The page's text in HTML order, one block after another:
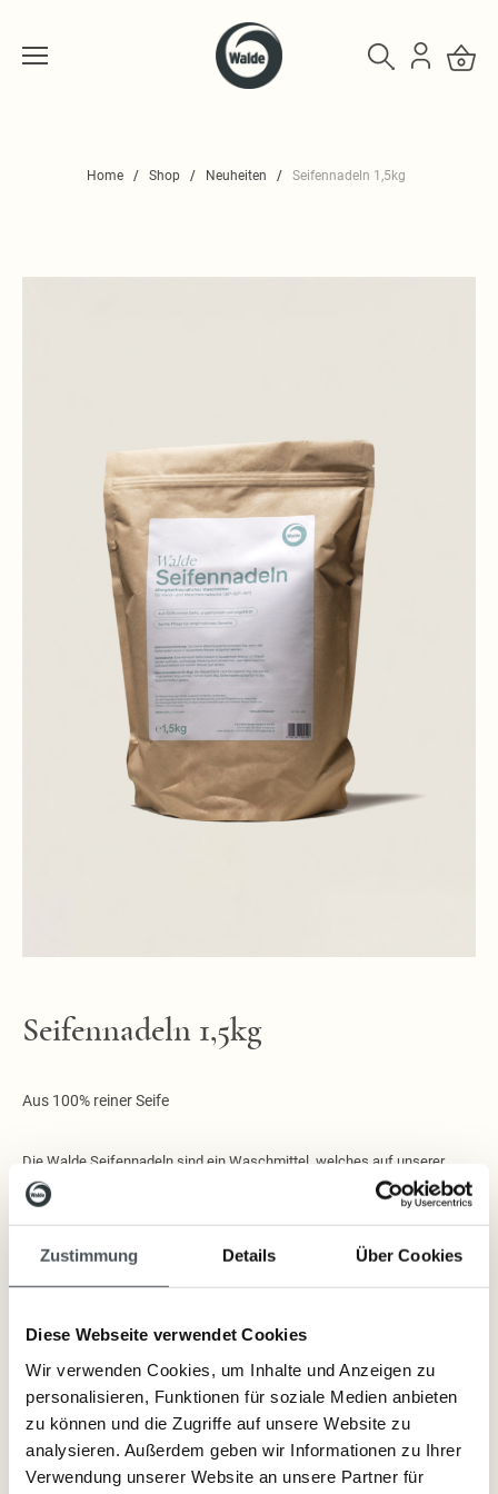
Zustimmung Details Über Cookies
Diese Webseite verwendet Cookies
Wir verwenden Cookies, um Inhalte und Anzeigen zu
personalisieren, Funktionen für soziale Medien anbieten
zu können und die Zugriffe auf unsere Website zu
analysieren. Außerdem geben wir Informationen zu Ihrer
Verwendung unserer Website an unsere Partner für
Home Shop Neuheiten Seifennadeln 1,5kg
Seifennadeln 1,5kg
Aus 100% reiner Seife
Die Walde Seifennadeln sind ein Waschmittel, welches auf unserer
langjährige Erfahrung in der Herstellung von Seifen basiert. Das
Waschmittel ist garantiert unparfümiert und ungefärbt und eignet sich
16,80 €
1 WAS 1,51 €
Inkl. Steuern, exkl. Versandkosten